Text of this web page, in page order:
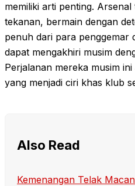
memiliki arti penting.
tekanan, bermain dengan
penuh dari para penggemar
dapat mengakhiri musim
Perjalanan mereka musim
yang menjadi ciri khas klub
Also Read
Kemenangan Telak